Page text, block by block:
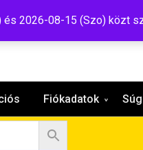
és 2026-08-15 (Szo) közt
Fiókadatok